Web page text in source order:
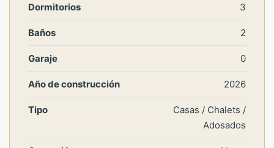
Dormitorios 3
Baños 2
Garaje 0
Año de construcción 2026
Tipo
Casas / Chalets /
Adosados